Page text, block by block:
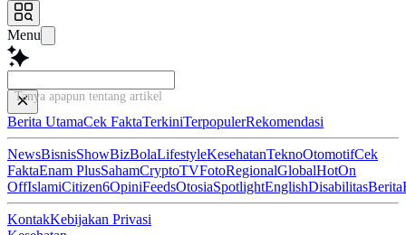
Menu
Tanya apapun tentang artikel ini...
Berita UtamaCek FaktaTerkiniTerpopulerRekomendasi
NewsBisnisShowBizBolaLifestyleKesehatanTeknoOtomotifCek
FaktaEnam PlusSahamCryptoTVFotoRegionalGlobalHotOn
OffIslamiCitizen6OpiniFeedsOtosiaSpotlightEnglishDisabilitasBerita
KontakKebijakan Privasi